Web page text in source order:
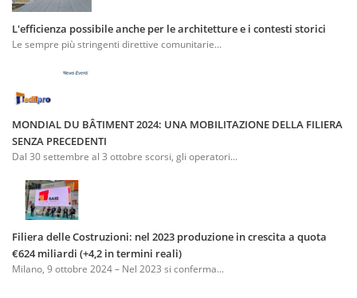
L'efficienza possibile anche per le architetture e i contesti storici
Le sempre più stringenti direttive comunitarie...
MONDIAL DU BÂTIMENT 2024: UNA MOBILITAZIONE DELLA FILIERA
SENZA PRECEDENTI
Dal 30 settembre al 3 ottobre scorsi, gli operatori...
Filiera delle Costruzioni: nel 2023 produzione in crescita a quota
€624 miliardi (+4,2 in termini reali)
Milano, 9 ottobre 2024 – Nel 2023 si conferma...